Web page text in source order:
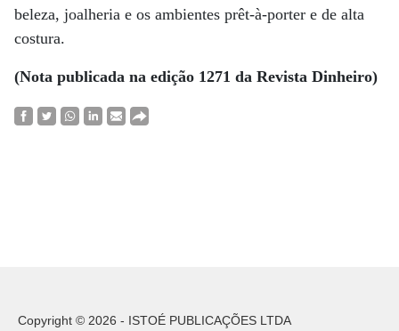
beleza, joalheria e os ambientes prêt-à-porter e de alta
costura.
(Nota publicada na edição 1271 da Revista Dinheiro)
Copyright © 2026 - ISTOÉ PUBLICAÇÕES LTDA